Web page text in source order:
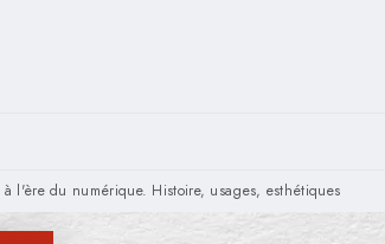
l'ère du numérique. Histoire, usages, esthétiques